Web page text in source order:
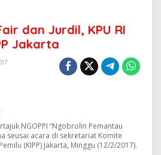
dan Jurdil, KPU RI
Jakarta
NGOPPI “Ngobrolin Pemantau
seusai acara di sekretariat Komite
(KIPP) Jakarta, Minggu (12/2/2017).